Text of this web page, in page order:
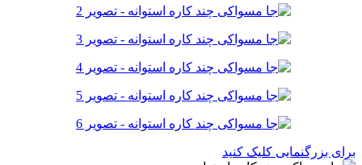
برای بزرگنمایی کلیک کنید